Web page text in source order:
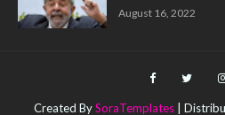
August 16, 2022
Created BySoraTemplates |